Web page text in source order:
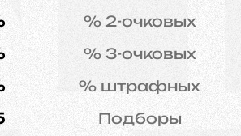
% 2-очковых
% 3-очковых
% штрафных
Подборы